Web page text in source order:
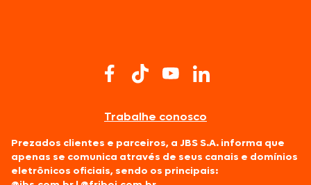
Trabalhe conosco
Prezados clientes e parceiros, a JBS S.A. informa que
apenas se comunica através de seus canais e domínios
eletrônicos oficiais, sendo os principais: